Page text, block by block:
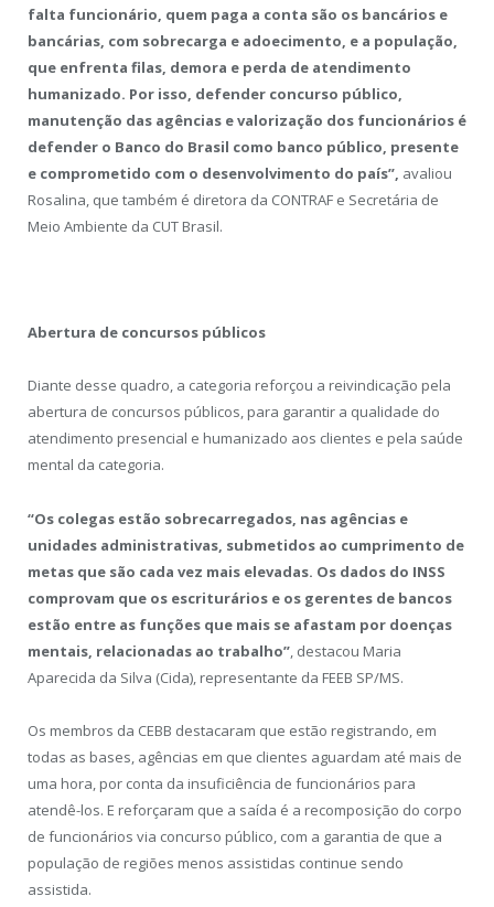
falta funcionário, quem paga a conta são os bancários e
bancárias, com sobrecarga e adoecimento, e a população,
que enfrenta filas, demora e perda de atendimento
humanizado. Por isso, defender concurso público,
manutenção das agências e valorização dos funcionários é
defender o Banco do Brasil como banco público, presente
e comprometido com o desenvolvimento do país”, avaliou
Rosalina, que também é diretora da CONTRAF e Secretária de
Meio Ambiente da CUT Brasil.
Abertura de concursos públicos
Diante desse quadro, a categoria reforçou a reivindicação pela
abertura de concursos públicos, para garantir a qualidade do
atendimento presencial e humanizado aos clientes e pela saúde
mental da categoria.
“Os colegas estão sobrecarregados, nas agências e
unidades administrativas, submetidos ao cumprimento de
metas que são cada vez mais elevadas. Os dados do INSS
comprovam que os escriturários e os gerentes de bancos
estão entre as funções que mais se afastam por doenças
mentais, relacionadas ao trabalho” , destacou Maria
Aparecida da Silva (Cida), representante da FEEB SP/MS.
Os membros da CEBB destacaram que estão registrando, em
todas as bases, agências em que clientes aguardam até mais de
uma hora, por conta da insuficiência de funcionários para
atendê-los. E reforçaram que a saída é a recomposição do corpo
de funcionários via concurso público, com a garantia de que a
população de regiões menos assistidas continue sendo
assistida.